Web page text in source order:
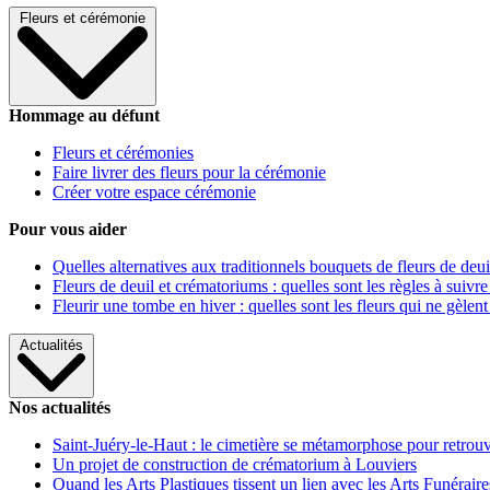
Fleurs et cérémonie
Hommage au défunt
Fleurs et cérémonies
Faire livrer des fleurs pour la cérémonie
Créer votre espace cérémonie
Pour vous aider
Quelles alternatives aux traditionnels bouquets de fleurs de
Fleurs de deuil et crématoriums : quelles sont les règles à
Fleurir une tombe en hiver : quelles sont les fleurs qui ne gèlent
Actualités
Nos actualités
Saint-Juéry-le-Haut : le cimetière se métamorphose pour
Un projet de construction de crématorium à Louviers
Quand les Arts Plastiques tissent un lien avec les Arts